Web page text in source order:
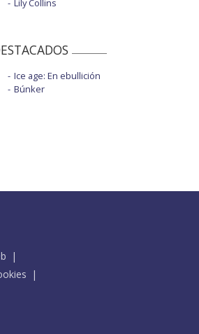
Lily Collins
Ice age: En ebullición
Búnker